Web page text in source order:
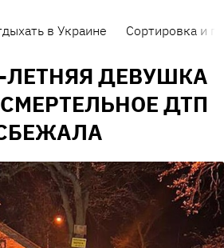
в Украине Сортировка и
ЛЕТНЯЯ ДЕВУШКА
ДТП